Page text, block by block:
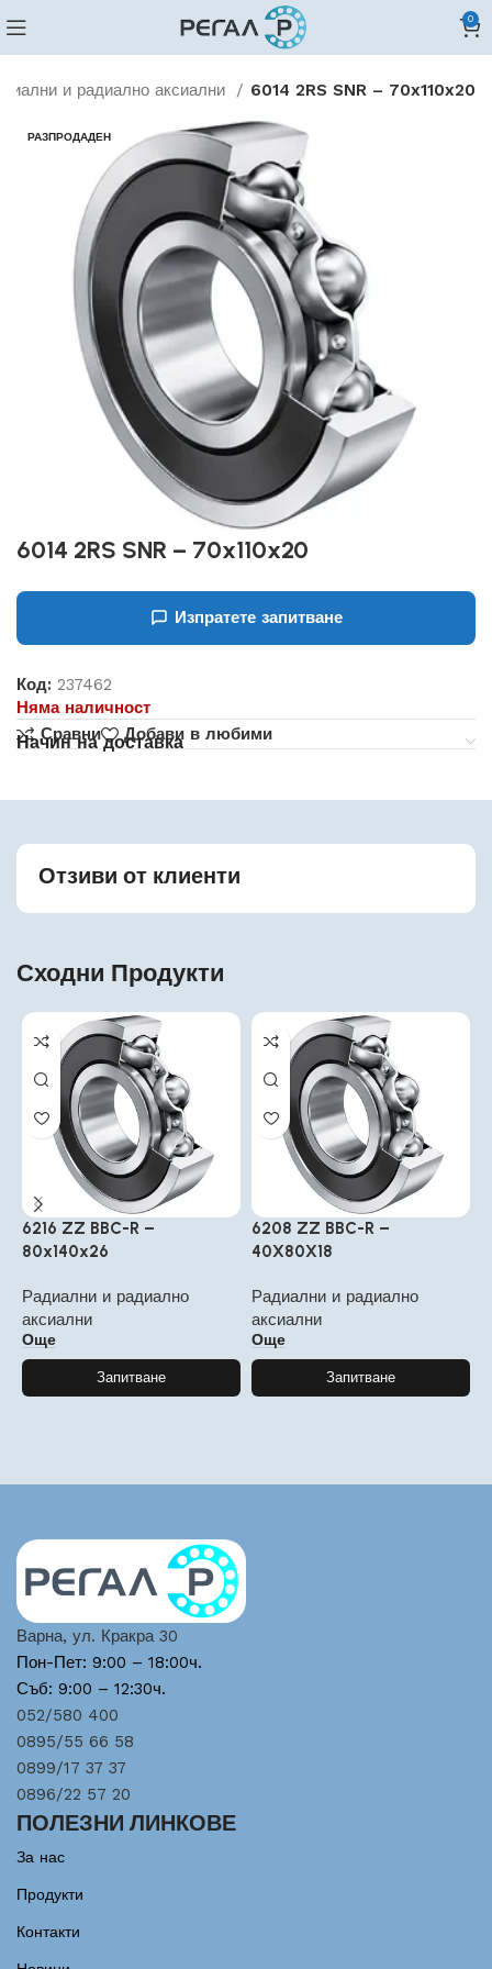
0
и радиално аксиални 6014 2RS SNR – 70x110x20
РАЗПРОДАДЕН
6014 2RS SNR – 70x110x20
Изпратете запитване
Код:237462
Няма наличност
Сравни
Добави в любими
Начин на доставка
Отзиви от клиенти
Сходни Продукти
6216 ZZ BBC-R –
80x140x26
Радиални и радиално
аксиални
Още
Запитване
6208 ZZ BBC-R –
40X80X18
Радиални и радиално
аксиални
Още
Запитване
Варна, ул. Кракра 30
Пон-Пет: 9:00 – 18:00ч.
Съб: 9:00 – 12:30ч.
052/580 400
0895/55 66 58
0899/17 37 37
0896/22 57 20
ПОЛЕЗНИ ЛИНКОВЕ
За нас
Продукти
Контакти